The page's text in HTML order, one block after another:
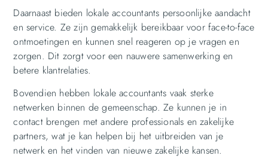
Daarnaast bieden lokale accountants persoonlijke aandacht
en service. Ze zijn gemakkelijk bereikbaar voor face-to-face
ontmoetingen en kunnen snel reageren op je vragen en
zorgen. Dit zorgt voor een nauwere samenwerking en
betere klantrelaties.
Bovendien hebben lokale accountants vaak sterke
netwerken binnen de gemeenschap. Ze kunnen je in
contact brengen met andere professionals en zakelijke
partners, wat je kan helpen bij het uitbreiden van je
netwerk en het vinden van nieuwe zakelijke kansen.